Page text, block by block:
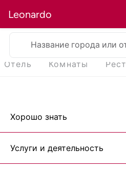
Leonardo
Название города или
Отель Комнаты
Хорошо знать
Услуги и деятельность